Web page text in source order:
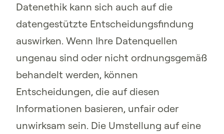
Datenethik kann sich auch auf die
datengestützte Entscheidungsfindung
auswirken. Wenn Ihre Datenquellen
ungenau sind oder nicht ordnungsgemäß
behandelt werden, können
Entscheidungen, die auf diesen
Informationen basieren, unfair oder
unwirksam sein. Die Umstellung auf eine